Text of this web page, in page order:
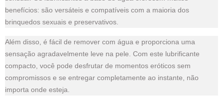
benefícios: são versáteis e compatíveis com a maioria dos
brinquedos sexuais e preservativos.
Além disso, é fácil de remover com água e proporciona uma
sensação agradavelmente leve na pele. Com este lubrificante
compacto, você pode desfrutar de momentos eróticos sem
compromissos e se entregar completamente ao instante, não
importa onde esteja.